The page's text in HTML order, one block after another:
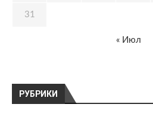
РУБРИКИ
31
« Июл